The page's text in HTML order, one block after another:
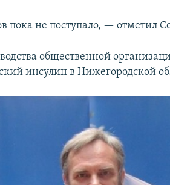
пока не поступало, — отметил
общественной
инсулин в Нижегородской